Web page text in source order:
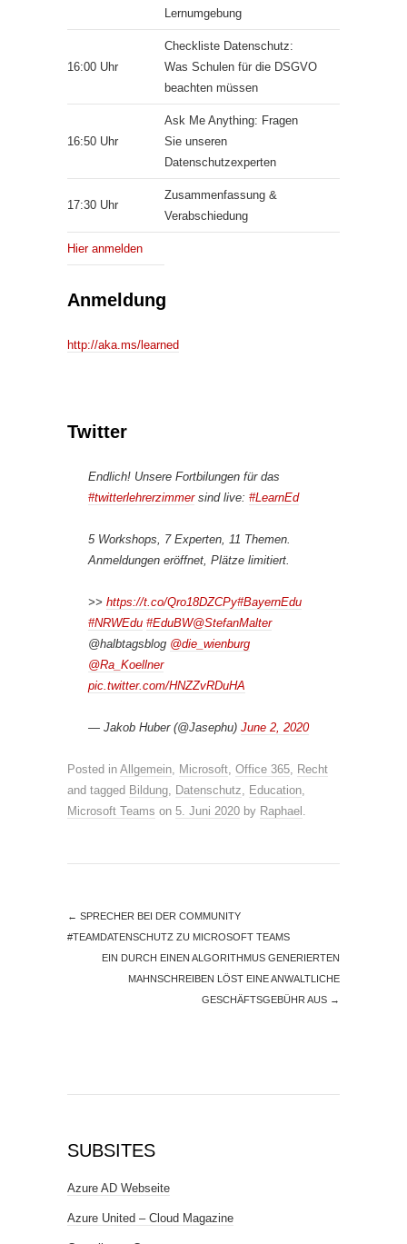
Lernumgebung
16:00 Uhr
Checkliste Datenschutz:
Was Schulen für die DSGVO
beachten müssen
16:50 Uhr
Ask Me Anything: Fragen
Sie unseren
Datenschutzexperten
17:30 Uhr
Zusammenfassung &
Verabschiedung
Hier anmelden
Anmeldung
http://aka.ms/learned
Twitter
Endlich! Unsere Fortbilungen für das
#twitterlehrerzimmersind live: #LearnEd
5 Workshops, 7 Experten, 11 Themen.
Anmeldungen eröffnet, Plätze limitiert.
>> https://t.co/Qro18DZCPy#BayernEdu
#NRWEdu #EduBW@StefanMalter
@halbtagsblog @die_wienburg
@Ra_Koellner
pic.twitter.com/HNZZvRDuHA
— Jakob Huber (@Jasephu) June 2, 2020
Posted in Allgemein, Microsoft, Office 365, Recht
and tagged Bildung, Datenschutz, Education,
Microsoft Teams on 5. Juni 2020 by Raphael .
← SPRECHER BEI DER COMMUNITY
#TEAMDATENSCHUTZ ZU MICROSOFT TEAMS
EIN DURCH EINEN ALGORITHMUS GENERIERTEN
MAHNSCHREIBEN LÖST EINE ANWALTLICHE
GESCHÄFTSGEBÜHR AUS →
SUBSITES
Azure AD Webseite
Azure United – Cloud Magazine